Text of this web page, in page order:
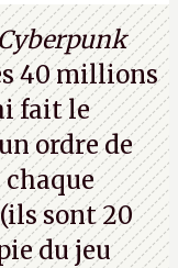
faire partie des
a confirmé
40 millions
fait le
ordre de
chaque
sont 20
du jeu